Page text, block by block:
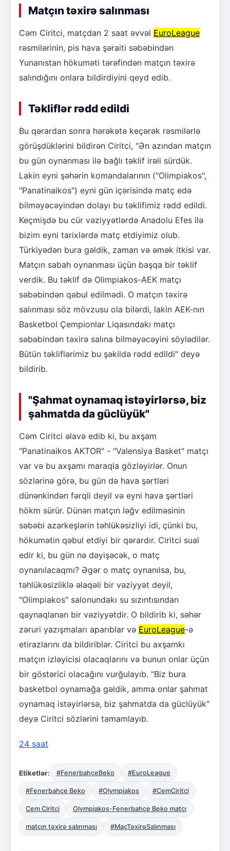
Matçın təxirə salınması
Cəm Ciritci, matçdan 2 saat əvvəl EuroLeague
rəsmilərinin, pis hava şəraiti səbəbindən
Yunanıstan hökuməti tərəfindən matçın təxirə
salındığını onlara bildirdiyini qeyd edib.
Təkliflər rədd edildi
Bu qərardan sonra hərəkətə keçərək rəsmilərlə
görüşdüklərini bildirən Ciritci, "Ən azından matçın
bu gün oynanması ilə bağlı təklif irəli sürdük.
Lakin eyni şəhərin komandalarının ("Olimpiakos",
"Panatinaikos") eyni gün içərisində matç edə
bilməyəcəyindən dolayı bu təklifimiz rədd edildi.
Keçmişdə bu cür vəziyyətlərdə Anadolu Efes ilə
bizim eyni tarixlərdə matç etdiyimiz olub.
Türkiyədən bura gəldik, zaman və əmək itkisi var.
Matçın sabah oynanması üçün başqa bir təklif
verdik. Bu təklif də Olimpiakos-AEK matçı
səbəbindən qəbul edilmədi. O matçın təxirə
salınması söz mövzusu ola bilərdi, lakin AEK-nın
Basketbol Çempionlar Liqasındakı matçı
səbəbindən təxirə salına bilməyəcəyini söylədilər.
Bütün təkliflərimiz bu şəkildə rədd edildi" deyə
bildirib.
"Şahmat oynamaq istəyirlərsə, biz
şahmatda da güclüyük"
Cəm Ciritci əlavə edib ki, bu axşam
"Panatinaikos AKTOR" - "Valensiya Basket" matçı
var və bu axşamı maraqla gözləyirlər. Onun
sözlərinə görə, bu gün də hava şərtləri
dünənkindən fərqli deyil və eyni hava şərtləri
hökm sürür. Dünən matçın ləğv edilməsinin
səbəbi azarkeşlərin təhlükəsizliyi idi, çünki bu,
hökumətin qəbul etdiyi bir qərardır. Ciritci sual
edir ki, bu gün nə dəyişəcək, o matç
oynanılacaqmı? Əgər o matç oynanılsa, bu,
təhlükəsizliklə əlaqəli bir vəziyyət deyil,
"Olimpiakos" salonundakı su sızıntısından
qaynaqlanan bir vəziyyətdir. O bildirib ki, səhər
zəruri yazışmaları aparıblar və EuroLeague-ə
etirazlarını da bildiriblər. Ciritci bu axşamkı
matçın izləyicisi olacaqlarını və bunun onlar üçün
bir göstərici olacağını vurğulayıb. "Biz bura
basketbol oynamağa gəldik, amma onlar şahmat
oynamaq istəyirlərsə, biz şahmatda da güclüyük"
deyə Ciritci sözlərini tamamlayıb.
24 saat
Etiketlər: #FenerbahçeBeko #EuroLeague
#Fenerbahçe Beko #Olympiakos #CemCiritci
Cem Ciritci Olympiakos-Fenerbahçe Beko matçı
matçın təxirə salınması #MaçTəxirəSalınması